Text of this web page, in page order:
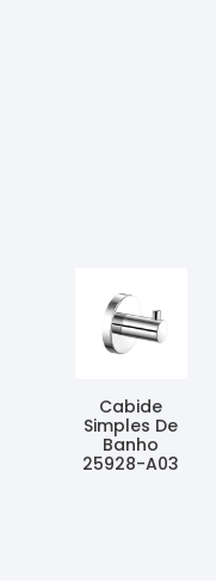
Cabide
Simples De
Banho
25928-A03